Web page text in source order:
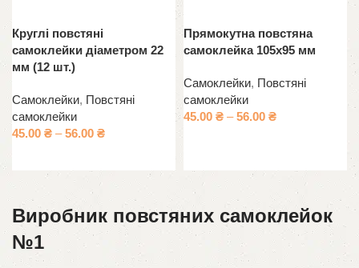
Круглі повстяні
самоклейки діаметром 22
мм (12 шт.)
Самоклейки, Повстяні
самоклейки
45.00 ₴ –56.00 ₴
Прямокутна повстяна
самоклейка 105х95 мм
Самоклейки, Повстяні
самоклейки
45.00 ₴ –56.00 ₴
Виробник повстяних самоклейок
№1